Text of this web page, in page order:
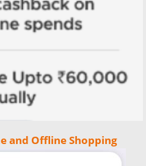
and Offline Shopping